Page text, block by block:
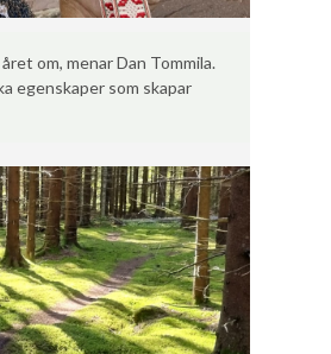
om, menar Dan Tommila.
egenskaper som skapar